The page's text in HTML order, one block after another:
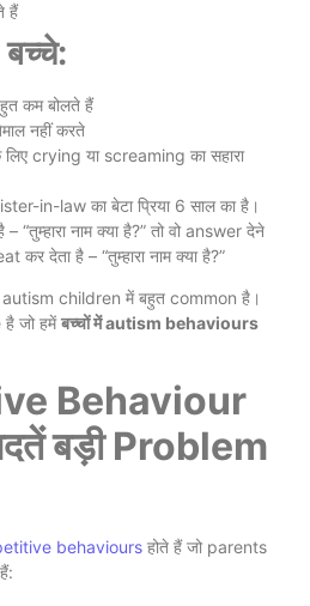
हैं
कम बोलते हैं
नहीं करते
crying या screaming का सहारा
in-law का बेटा प्रिया 6 साल का है।
नाम क्या है?” तो वो answer देने
देता है – “तुम्हारा नाम क्या है?”
autism children में बहुत common है।
जो हमेंबच्चों में autism behaviours
Behaviour
बड़ी Problem
behaviours होते हैं जो parents